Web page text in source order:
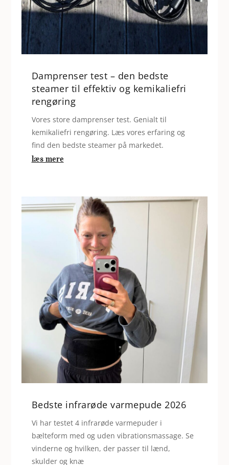
Damprenser test – den bedste
steamer til effektiv og kemikaliefri
rengøring
Vores store damprenser test. Genialt til
kemikaliefri rengøring. Læs vores erfaring og
find den bedste steamer på markedet.
læs mere
Bedste infrarøde varmepude 2026
Vi har testet 4 infrarøde varmepuder i
bælteform med og uden vibrationsmassage. Se
vinderne og hvilken, der passer til lænd,
skulder og knæ